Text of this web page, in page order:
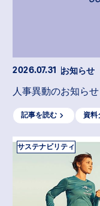
2026.07.31 お知らせ
人事異動のお知らせ
記事を読む 資料
サステナビリティ